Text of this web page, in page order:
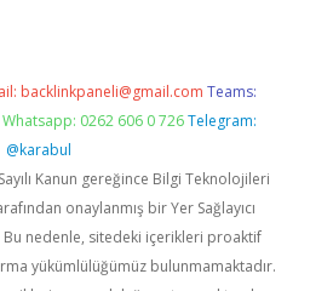
backlinkpaneli@gmail.com Teams:
Whatsapp: 0262 606 0 726 Telegram:
@karabul
Kanun gereğince Bilgi Teknolojileri
onaylanmış bir Yer Sağlayıcı
nedenle, sitedeki içerikleri proaktif
yükümlülüğümüz bulunmamaktadır.